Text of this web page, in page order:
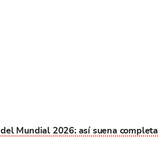
Mundial 2026: así suena completa